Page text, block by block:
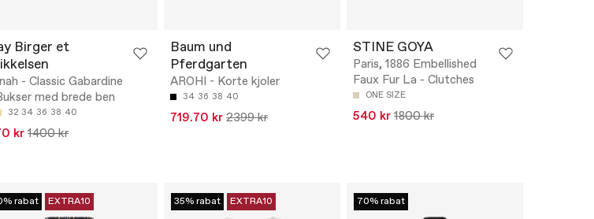
Birger et
- Classic Gabardine
med brede ben
32 34 36 38 40
kr 1400 kr
Baum und
Pferdgarten
AROHI - Korte kjoler
34 36 38 40
719.70 kr 2399 kr
STINE GOYA
Paris, 1886 Embellished
Faux Fur La - Clutches
ONE SIZE
540 kr 1800 kr
rabat EXTRA10 35% rabat EXTRA10 70% rabat